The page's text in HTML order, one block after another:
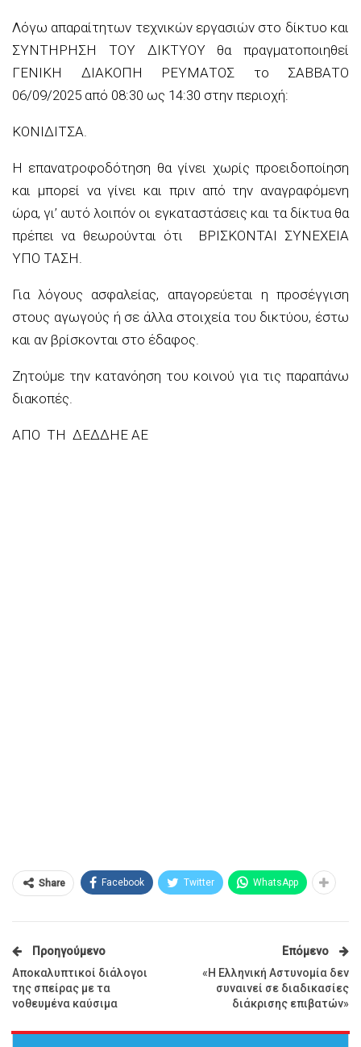
Λόγω απαραίτητων τεχνικών εργασιών στο δίκτυο και
ΣΥΝΤΗΡΗΣΗ
ΤΟΥ ΔΙΚΤΥΟΥ
θα πραγματοποιηθεί
ΓΕΝΙΚΗ ΔΙΑΚΟΠΗ ΡΕΥΜΑΤΟΣ
το ΣΑΒΒΑΤΟ
06/09/2025 από 08:30 ως 14:30 στην περιοχή:
ΚΟΝΙΔΙΤΣΑ.
Η επανατροφοδότηση θα γίνει χωρίς προειδοποίηση
και μπορεί να γίνει και πριν από την αναγραφόμενη
ώρα, γι’ αυτό λοιπόν οι εγκαταστάσεις και τα δίκτυα θα
πρέπει να θεωρούνται ότι ΒΡΙΣΚΟΝΤΑΙ ΣΥΝΕΧΕΙΑ
ΥΠΟ ΤΑΣΗ.
Για λόγους ασφαλείας, απαγορεύεται η προσέγγιση
στους αγωγούς ή σε άλλα στοιχεία του δικτύου, έστω
και αν βρίσκονται στο έδαφος.
Ζητούμε την κατανόηση του κοινού για τις παραπάνω
διακοπές.
ΑΠΟ ΤΗ ΔΕΔΔΗΕ ΑΕ
Share Facebook Twitter WhatsApp
Προηγούμενο
Αποκαλυπτικοί διάλογοι
της σπείρας με τα
νοθευμένα καύσιμα
Επόμενο
«Η Ελληνική Αστυνομία δεν
συναινεί σε διαδικασίες
διάκρισης επιβατών»